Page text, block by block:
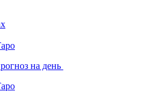
на день